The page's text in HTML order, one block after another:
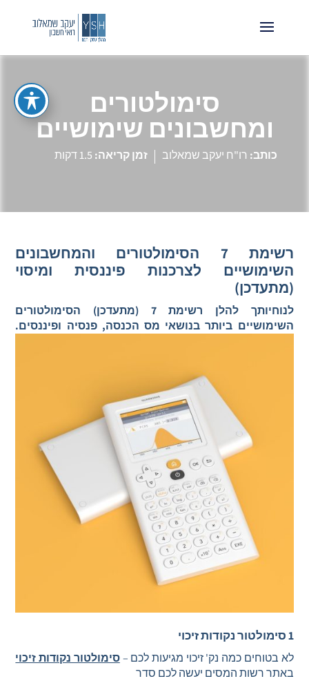
סימולטורים
ומחשבונים שימושיים
זמן קריאה: 1.5 דקות כותב: רו"ח יעקב שמאלוב
רשימת 7 הסימולטורים והמחשבונים
השימושיים לצרכנות פיננסית ומיסוי
(מתעדכן)
לנוחיותך להלן רשימת 7 (מתעדכן) הסימולטורים
השימושיים ביותר בנושאי מס הכנסה, פנסיה ופיננסים.
1 סימולטור נקודות זיכוי
לא בטוחים כמה נק' זיכוי מגיעות לכם –סימולטור נקודות זיכוי
באתר רשות המסים יעשה לכם סדר